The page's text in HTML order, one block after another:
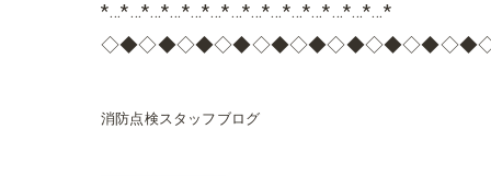
*…*…*…*…*…*…*…*…*…*…*…*…*…*…*
消防点検スタッフブログ